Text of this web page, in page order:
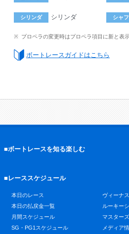
シリンダ シリンダ シャ
プロペラの変更時はプロペラ項目に新と表
ボートレースガイドはこちら
■ボートレースを知る楽しむ
■レーススケジュール
本日のレース
本日の払戻金一覧
月間スケジュール
SG・PG1スケジュール
ヴィーナ
ルーキー
マスター
メディア